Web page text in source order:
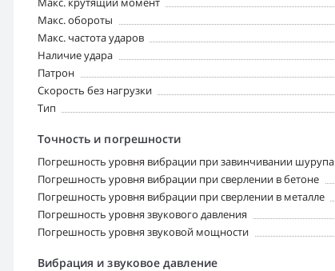
Макс. обороты
Макс. частота ударов
Наличие удара
Патрон
Скорость без нагрузки
Тип
Точность и погрешности
Погрешность уровня вибрации при завинчивании шурупа
Погрешность уровня вибрации при сверлении в бетоне
Погрешность уровня вибрации при сверлении в металле
Погрешность уровня звукового давления
Погрешность уровня звуковой мощности
Вибрация и звуковое давление